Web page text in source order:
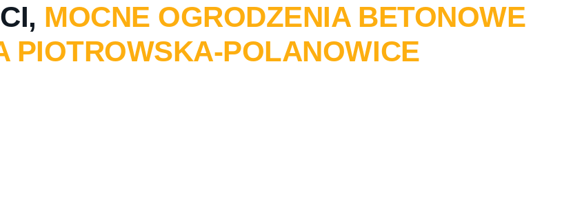
MOCNE OGRODZENIA BETONOWE
PIOTROWSKA-POLANOWICE